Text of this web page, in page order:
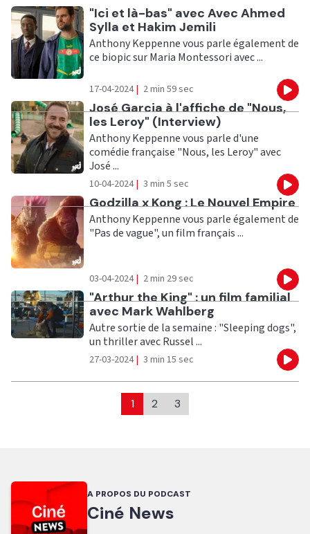
Ecouter
"Ici et là-bas" avec Avec Ahmed
Sylla et Hakim Jemili
Anthony Keppenne vous parle également de
ce biopic sur Maria Montessori avec ...
17-04-2024 | 2 min 59 sec
Ecouter
José Garcia à l'affiche de "Nous,
les Leroy" (Interview)
Anthony Keppenne vous parle d'une
comédie française "Nous, les Leroy" avec
José ...
10-04-2024 | 3 min 5 sec
Ecouter
Godzilla x Kong : Le Nouvel Empire
Anthony Keppenne vous parle également de
"Pas de vague", un film français ...
03-04-2024 | 2 min 29 sec
Ecouter
"Arthur the King" : un film familial
avec Mark Wahlberg
Autre sortie de la semaine : "Sleeping dogs",
un thriller avec Russel ...
27-03-2024 | 3 min 15 sec
1 2 3
A PROPOS DU PODCAST
Ciné News